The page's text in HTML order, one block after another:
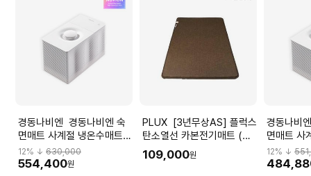
경동나비엔 경동나비엔 숙
면매트 사계절 냉온수매트
Air EMW751-SS (싱글) 냉
수매트 온수매트 WI-FI
12% ↓ 630,000
554,400원
PLUX [3년무상AS] 플럭스
탄소열선 카본전기매트 (싱
글)
109,000원
경동나비엔 경동나비
면매트 사
Air
매트 온수
12% ↓